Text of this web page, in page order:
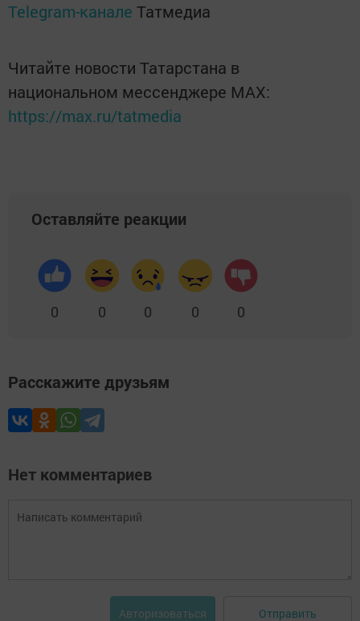
Telegram-канале Татмедиа
Читайте новости Татарстана в
национальном мессенджере MАХ:
https://max.ru/tatmedia
Оставляйте реакции
0 0 0 0 0
Расскажите друзьям
Нет комментариев
Авторизоваться Отправить